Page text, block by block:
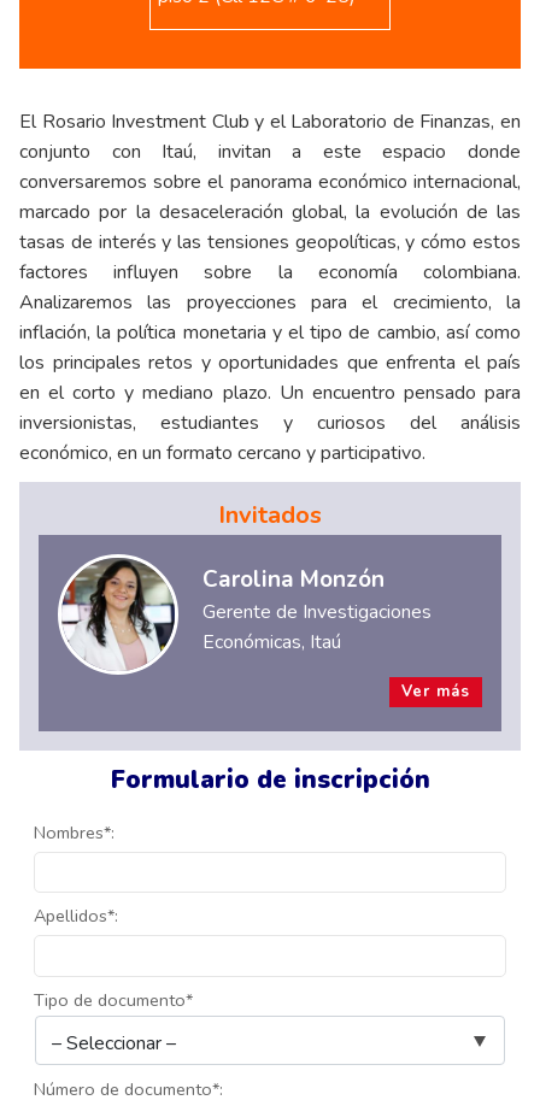
Formulario de inscripción
Nombres*:
Apellidos*:
Tipo de documento*
Número de documento*:
El Rosario Investment Club y el Laboratorio de Finanzas, en
conjunto con Itaú, invitan a este espacio donde
conversaremos sobre el panorama económico internacional,
marcado por la desaceleración global, la evolución de las
tasas de interés y las tensiones geopolíticas, y cómo estos
factores influyen sobre la economía colombiana.
Analizaremos las proyecciones para el crecimiento, la
inflación, la política monetaria y el tipo de cambio, así como
los principales retos y oportunidades que enfrenta el país
en el corto y mediano plazo. Un encuentro pensado para
inversionistas, estudiantes y curiosos del análisis
económico, en un formato cercano y participativo.
Invitados
Carolina Monzón
Gerente de Investigaciones
Económicas, Itaú
Ver más